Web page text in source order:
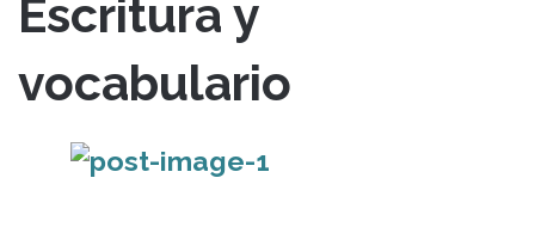
Escritura y
vocabulario